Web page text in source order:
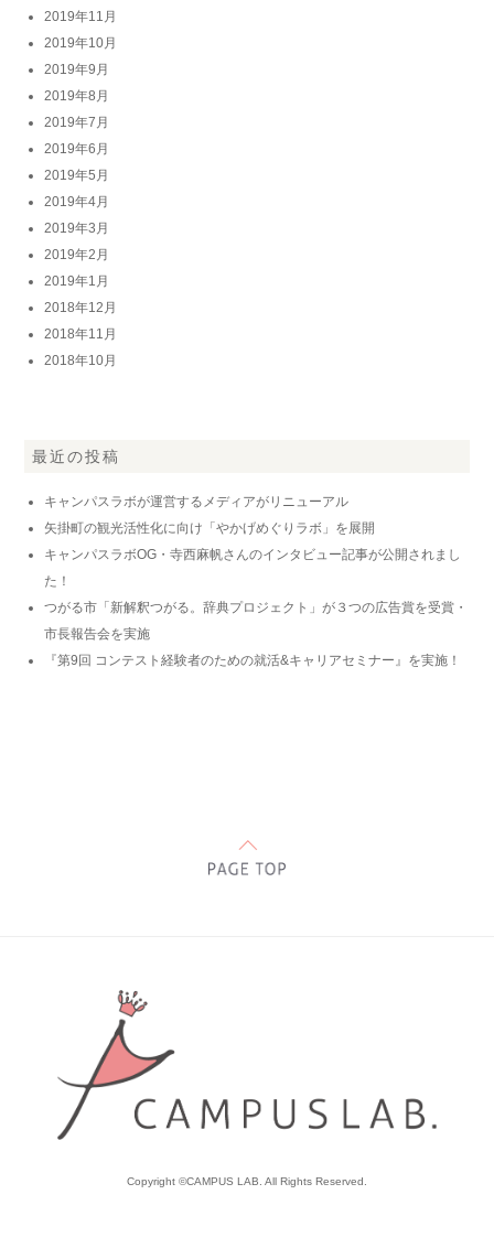
2019年11月
2019年10月
2019年9月
2019年8月
2019年7月
2019年6月
2019年5月
2019年4月
2019年3月
2019年2月
2019年1月
2018年12月
2018年11月
2018年10月
最近の投稿
キャンパスラボが運営するメディアがリニューアル
矢掛町の観光活性化に向け「やかげめぐりラボ」を展開
キャンパスラボOG・寺西麻帆さんのインタビュー記事が公開されまし
た！
つがる市「新解釈つがる。辞典プロジェクト」が３つの広告賞を受賞・
市長報告会を実施
『第9回 コンテスト経験者のための就活&キャリアセミナー』を実施！
Copyright ©CAMPUS LAB. All Rights Reserved.